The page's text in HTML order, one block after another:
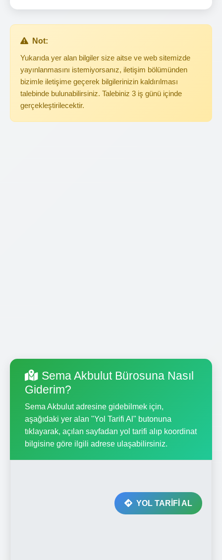
Not:
Yukarıda yer alan bilgiler size aitse ve web sitemizde
yayınlanmasını istemiyorsanız, iletişim bölümünden
bizimle iletişime geçerek bilgilerinizin kaldırılması
talebinde bulunabilirsiniz. Talebiniz 3 iş günü içinde
gerçekleştirilecektir.
Sema Akbulut Bürosuna Nasıl
Giderim?
Sema Akbulut adresine gidebilmek için,
aşağıdaki yer alan "Yol Tarifi Al" butonuna
tıklayarak, açılan sayfadan yol tarifi alıp koordinat
bilgisine göre ilgili adrese ulaşabilirsiniz.
YOL TARİFİ AL